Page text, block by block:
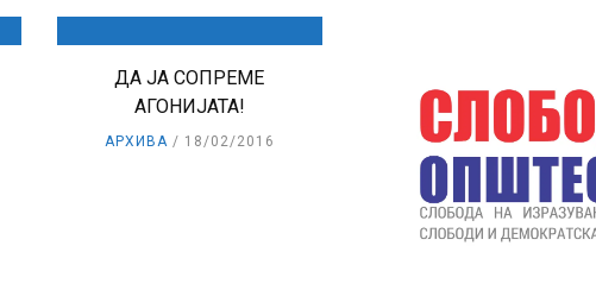
ДА ЈА СОПРЕМЕ
АГОНИЈАТА!
АРХИВА 18/02/2016